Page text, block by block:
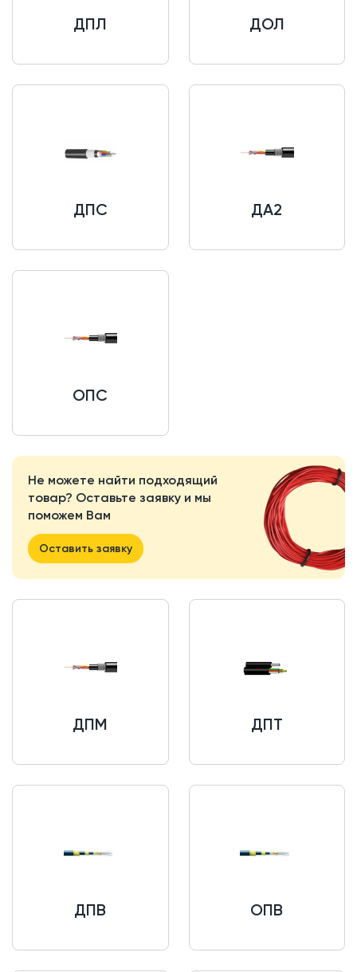
ДПЛ ДОЛ
ДПС ДА2
ОПС
Не можете найти подходящий
товар? Оставьте заявку и мы
поможем Вам
Оставить заявку
ДПМ ДПТ
ДПВ ОПВ